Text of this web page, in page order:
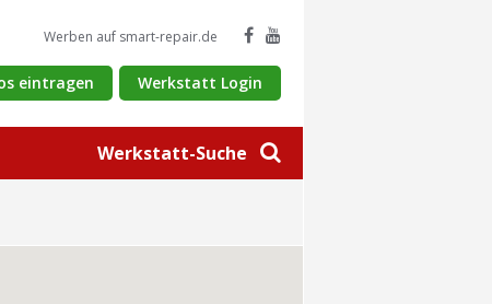
Werkstatt-Suche
Werben auf smart-repair.de
eintragen Werkstatt Login